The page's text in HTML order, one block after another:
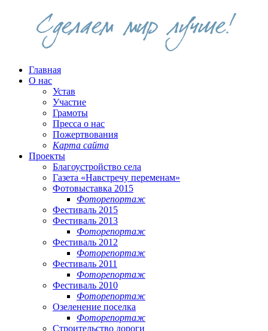
Главная
О нас
Устав
Участие
Грамоты
Пресса о нас
Пожертвования
Карта сайта
Проекты
Благоустройство села
Газета «Навстречу переменам»
Фотовыставка 2015
Фоторепортаж
Фестиваль 2015
Фестиваль 2013
Фоторепортаж
Фестиваль 2012
Фоторепортаж
Фестиваль 2011
Фоторепортаж
Фестиваль 2010
Фоторепортаж
Озеленение поселка
Фоторепортаж
Строительство дороги